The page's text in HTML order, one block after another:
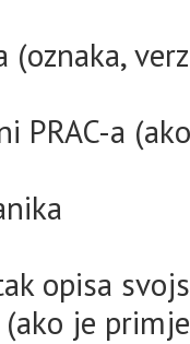
(oznaka,
PRAC-a
opisa
je